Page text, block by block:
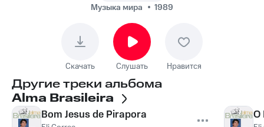
Музыка мира
1989
Скачать Слушать Нравится
Другие треки альбома
Alma Brasileira
Bom Jesus de Pirapora O